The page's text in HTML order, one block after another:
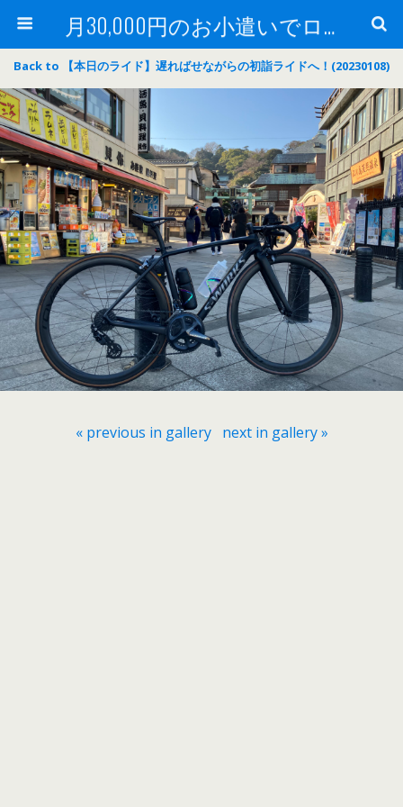
月30,000円のお小遣いでロードバイク
Back to 【本日のライド】遅ればせながらの初詣ライドへ！(20230108)
« previous in gallery next in gallery »